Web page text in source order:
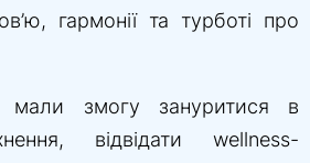
гармонії та турботі про
мали змогу зануритися в
відвідати wellness-